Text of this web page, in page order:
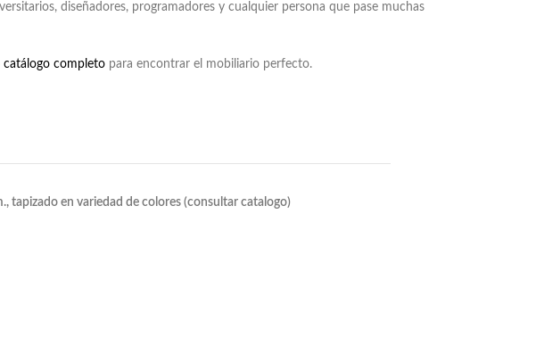
diseñadores, programadores y cualquier persona que pase muchas
catálogo completo para encontrar el mobiliario perfecto.
tapizado en variedad de colores (consultar catalogo)